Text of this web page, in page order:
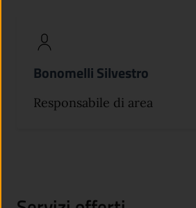
Bonomelli Silvestro
Responsabile di area